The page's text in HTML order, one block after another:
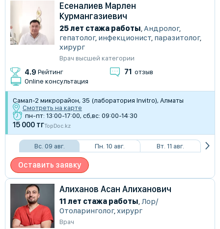
Есеналиев Марлен
Курмангазиевич
25 лет стажа работы,Андролог,
гепатолог, инфекционист, паразитолог,
хирург
Врач высшей категории
4.9 Рейтинг 71 отзыв
Online консультация
Самал-2 микрорайон, 35 (лаборатория Invitro), Алматы
Смотреть на карте
пн-пт: 13:00-17:00, сб,вс: 09:00-14:30
15 000 тгTopDoc.kz
Вс. 09 авг. Пн. 10 авг. Вт. 11 авг.
Оставить заявку
Алиханов Асан Алиханович
11 лет стажа работы,Лор/
Отоларинголог,хирург
Врач